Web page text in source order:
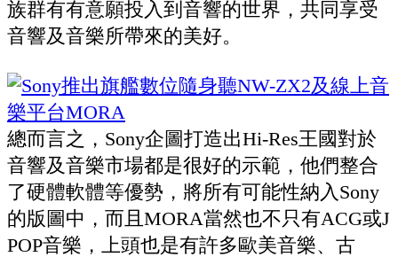
族群有有意願投入到音響的世界，共同享受
音響及音樂所帶來的美好。
總而言之，Sony企圖打造出Hi-Res王國對於
音響及音樂市場都是很好的示範，他們整合
了硬體軟體等優勢，將所有可能性納入Sony
的版圖中，而且MORA當然也不只有ACG或J
POP音樂，上頭也是有許多歐美音樂、古